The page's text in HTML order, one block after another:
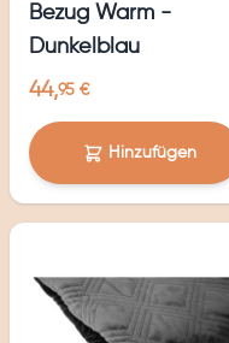
Bezug Warm -
Dunkelblau
44,95 €
Hinzufügen